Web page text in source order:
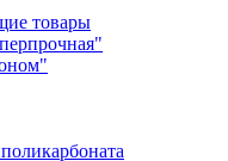
товары